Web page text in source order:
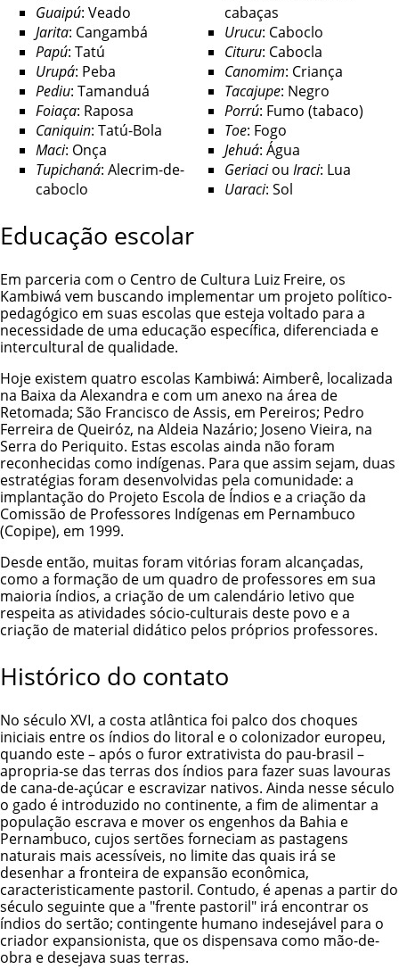
Guaipú: Veado
Jarita: Cangambá
Papú: Tatú
Urupá: Peba
Pediu: Tamanduá
Foiaça: Raposa
Caniquin: Tatú-Bola
Maci: Onça
Tupichaná: Alecrim-de-
caboclo
cabaças
Urucu: Caboclo
Cituru: Cabocla
Canomim: Criança
Tacajupe: Negro
Porrú: Fumo (tabaco)
Toe: Fogo
Jehuá: Água
Geriaciou Iraci: Lua
Uaraci: Sol
Educação escolar
Em parceria com o Centro de Cultura Luiz Freire, os
Kambiwá vem buscando implementar um projeto político-
pedagógico em suas escolas que esteja voltado para a
necessidade de uma educação específica, diferenciada e
intercultural de qualidade.
Hoje existem quatro escolas Kambiwá: Aimberê, localizada
na Baixa da Alexandra e com um anexo na área de
Retomada; São Francisco de Assis, em Pereiros; Pedro
Ferreira de Queiróz, na Aldeia Nazário; Joseno Vieira, na
Serra do Periquito. Estas escolas ainda não foram
reconhecidas como indígenas. Para que assim sejam, duas
estratégias foram desenvolvidas pela comunidade: a
implantação do Projeto Escola de Índios e a criação da
Comissão de Professores Indígenas em Pernambuco
(Copipe), em 1999.
Desde então, muitas foram vitórias foram alcançadas,
como a formação de um quadro de professores em sua
maioria índios, a criação de um calendário letivo que
respeita as atividades sócio-culturais deste povo e a
criação de material didático pelos próprios professores.
Histórico do contato
No século XVI, a costa atlântica foi palco dos choques
iniciais entre os índios do litoral e o colonizador europeu,
quando este – após o furor extrativista do pau-brasil –
apropria-se das terras dos índios para fazer suas lavouras
de cana-de-açúcar e escravizar nativos. Ainda nesse século
o gado é introduzido no continente, a fim de alimentar a
população escrava e mover os engenhos da Bahia e
Pernambuco, cujos sertões forneciam as pastagens
naturais mais acessíveis, no limite das quais irá se
desenhar a fronteira de expansão econômica,
caracteristicamente pastoril. Contudo, é apenas a partir do
século seguinte que a "frente pastoril" irá encontrar os
índios do sertão; contingente humano indesejável para o
criador expansionista, que os dispensava como mão-de-
obra e desejava suas terras.